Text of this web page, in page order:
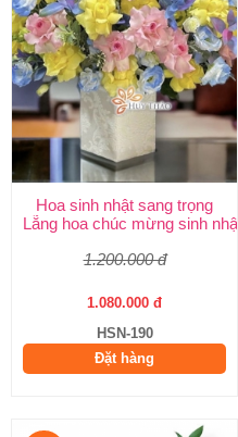
Hoa sinh nhật sang trọng
Lẵng hoa chúc mừng sinh nhật
1.200.000 đ
1.080.000 đ
HSN-190
Đặt hàng